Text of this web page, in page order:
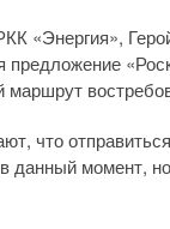
«Энергия»,
предложение
маршрут
что
данный момент,